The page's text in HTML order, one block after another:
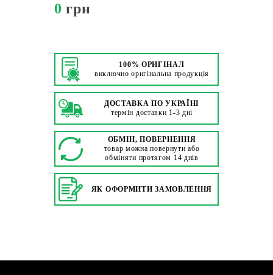
0 грн
100% ОРИГІНАЛ
виключно оригінальна продукція
ДОСТАВКА ПО УКРАЇНІ
термін доставки 1-3 дні
ОБМІН, ПОВЕРНЕННЯ
товар можна повернути або
обміняти протягом 14 днів
ЯК ОФОРМИТИ ЗАМОВЛЕННЯ